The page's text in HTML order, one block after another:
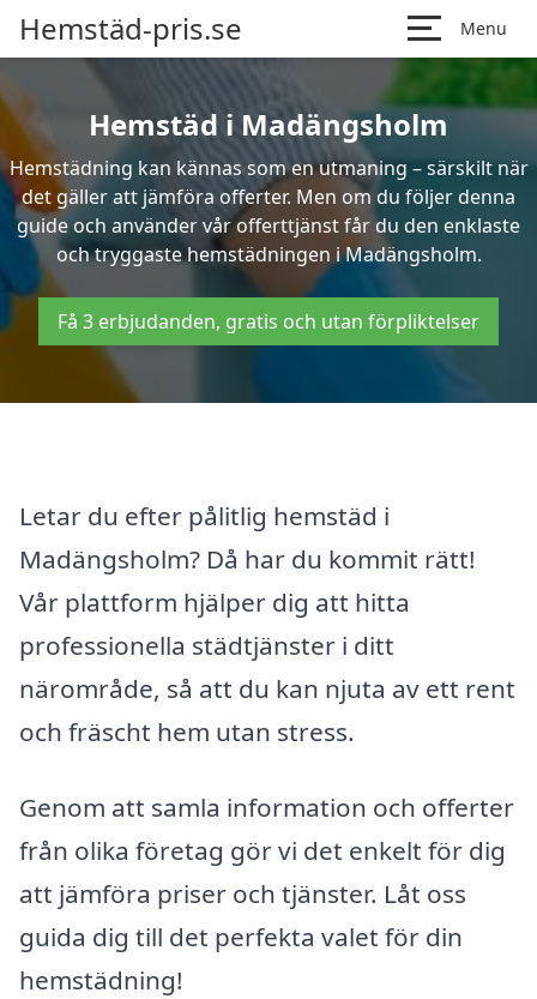
Hemstäd-pris.se Menu
Hemstäd i Madängsholm
Hemstädning kan kännas som en utmaning – särskilt när
det gäller att jämföra offerter. Men om du följer denna
guide och använder vår offerttjänst får du den enklaste
och tryggaste hemstädningen i Madängsholm.
Få 3 erbjudanden, gratis och utan förpliktelser
Letar du efter pålitlig hemstäd i
Madängsholm? Då har du kommit rätt!
Vår plattform hjälper dig att hitta
professionella städtjänster i ditt
närområde, så att du kan njuta av ett rent
och fräscht hem utan stress.
Genom att samla information och offerter
från olika företag gör vi det enkelt för dig
att jämföra priser och tjänster. Låt oss
guida dig till det perfekta valet för din
hemstädning!